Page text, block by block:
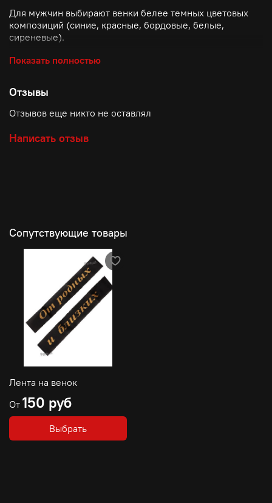
Для мужчин выбирают венки белее темных цветовых
композиций (синие, красные, бордовые, белые,
сиреневые).
Для женщин выбирают венки белее светлых цветовых
Показать полностью
Отзывы
Отзывов еще никто не оставлял
Написать отзыв
Сопутствующие товары
Лента на венок
От 150 руб
Выбрать